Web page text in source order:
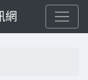
網